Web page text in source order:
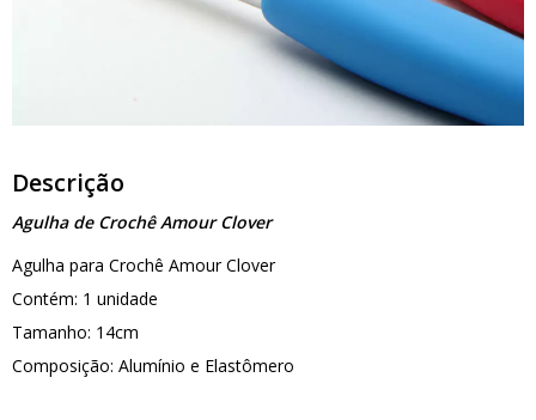
Descrição
Agulha de Crochê Amour Clover
Agulha para Crochê Amour Clover
Contém: 1 unidade
Tamanho: 14cm
Composição: Alumínio e Elastômero